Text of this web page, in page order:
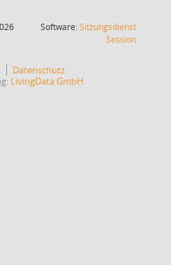
Software:Sitzungsdienst
Session(Wird in
Datenschutz
LivingData GmbH